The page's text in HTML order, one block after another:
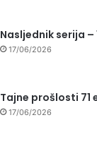
Nasljednik serija –
17/06/2026
Tajne prošlosti 71
17/06/2026